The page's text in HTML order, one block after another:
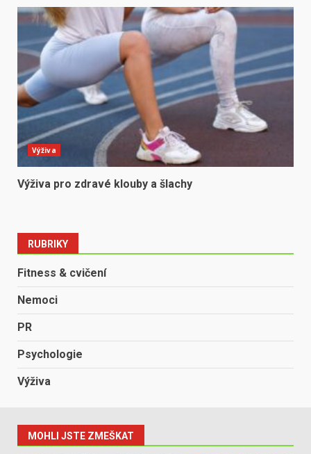
Výživa
Výživa pro zdravé klouby a šlachy
RUBRIKY
Fitness & cvičení
Nemoci
PR
Psychologie
Výživa
MOHLI JSTE ZMEŠKAT